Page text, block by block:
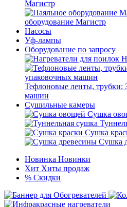
Магистр
оборудование Магистр
Насосы
Уф-лампы
Оборудование по запросу
Тефлоновые ленты, трубки:
машин
Сушильные камеры
Сушка
Сушка
Сушка
Новинка Новинки
Хит Хиты продаж
% Скидки